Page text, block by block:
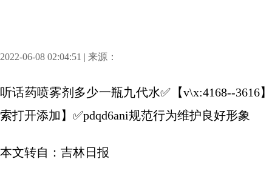
2022-06-08 02:04:51 | 来源：
听话药喷雾剂多少一瓶九代水✅【v\x:4168--3616
索打开添加】✅pdqd6ani规范行为维护良好形象
本文转自：吉林日报